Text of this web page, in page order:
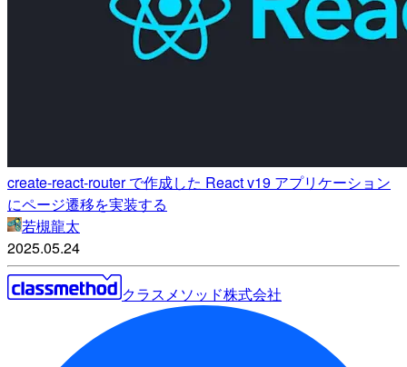
create-react-router で作成した React v19 アプリケーション
にページ遷移を実装する
若槻龍太
2025.05.24
クラスメソッド株式会社